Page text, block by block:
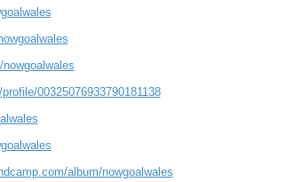
00325076933790181138
album/nowgoalwales